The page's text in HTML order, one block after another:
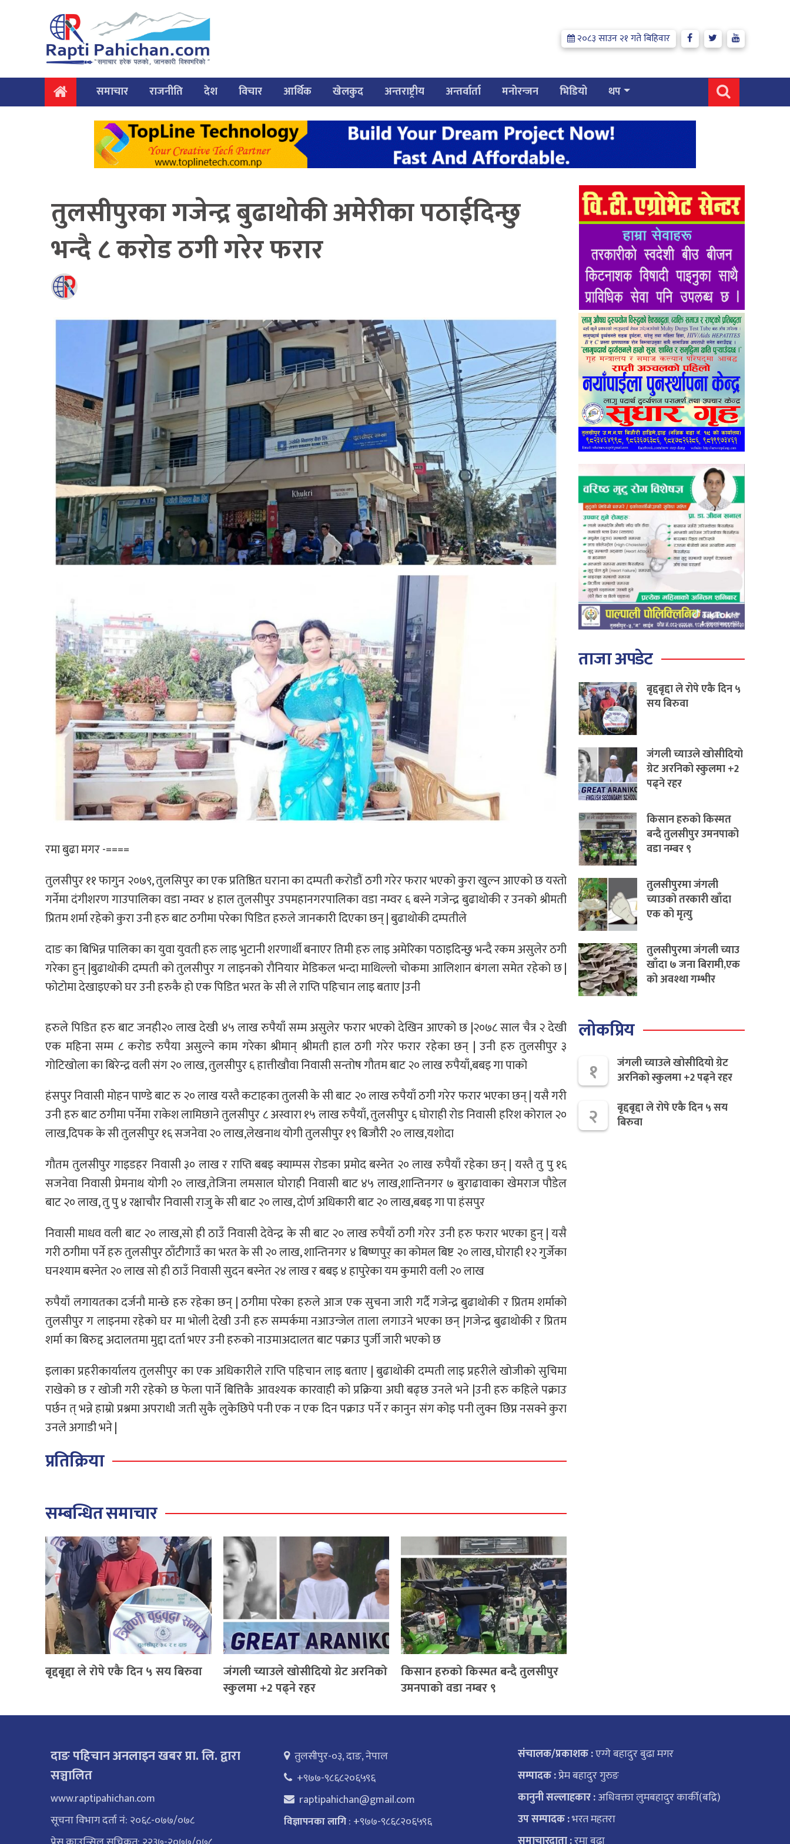
२०८३ साउन २१ गते बिहिवार
समाचार राजनीति देश विचार आर्थिक खेलकुद अन्तराष्ट्रीय अन्तर्वार्ता मनोरन्जन भिडियो थप
तुलसीपुरका गजेन्द्र बुढाथोकी अमेरीका पठाईदिन्छु
भन्दै ८ करोड ठगी गरेर फरार
रमा बुढा मगर -====
तुलसीपुर ११ फागुन २०७९, तुलसिपुर का एक प्रतिष्ठित घराना का दम्पती करोडौं ठगी गरेर फरार भएको कुरा खुल्न आएको छ यस्तो
गर्नेमा दंगीशरण गाउपालिका वडा नम्वर ४ हाल तुलसीपुर उपमहानगरपालिका वडा नम्वर ६ बस्ने गजेन्द्र बुढाथोकी र उनको श्रीमती
प्रितम शर्मा रहेको कुरा उनी हरु बाट ठगीमा परेका पिडित हरुले जानकारी दिएका छन् | बुढाथोकी दम्पतीले
दाङ का बिभिन्न पालिका का युवा युवती हरु लाइ भुटानी शरणार्थी बनाएर तिमी हरु लाइ अमेरिका पठाइदिन्छु भन्दै रकम असुलेर ठगी
गरेका हुन् |बुढाथोकी दम्पती को तुलसीपुर ग लाइनको रौनियार मेडिकल भन्दा माथिल्लो चोकमा आलिशान बंगला समेत रहेको छ |
फोटोमा देखाइएको घर उनी हरुकै हो एक पिडित भरत के सी ले राप्ति पहिचान लाइ बताए |उनी
हरुले पिडित हरु बाट जनही२० लाख देखी ४५ लाख रुपैयाँ सम्म असुलेर फरार भएको देखिन आएको छ |२०७८ साल चैत्र २ देखी
एक महिना सम्म ८ करोड रुपैया असुल्ने काम गरेका श्रीमान् श्रीमती हाल ठगी गरेर फरार रहेका छन् | उनी हरु तुलसीपुर ३
गोटिखोला का बिरेन्द्र वली संग २० लाख, तुलसीपुर ६ हात्तीखौवा निवासी सन्तोष गौतम बाट २० लाख रुपैयाँ,बबइ गा पाको
हंसपुर निवासी मोहन पाण्डे बाट रु २० लाख यस्तै कटाहका तुलसी के सी बाट २० लाख रुपैयाँ ठगी गरेर फरार भएका छन् | यसै गरी
उनी हरु बाट ठगीमा पर्नेमा राकेश लामिछाने तुलसीपुर ८ अस्वारा १५ लाख रुपैयाँ, तुलसीपुर ६ घोराही रोड निवासी हरिश कोराल २०
लाख,दिपक के सी तुलसीपुर १६ सजनेवा २० लाख,लेखनाथ योगी तुलसीपुर १९ बिजौरी २० लाख,यशोदा
गौतम तुलसीपुर गाइडहर निवासी ३० लाख र राप्ति बबइ क्याम्पस रोडका प्रमोद बस्नेत २० लाख रुपैयाँ रहेका छन् | यस्तै तु पु १६
सजनेवा निवासी प्रेमनाथ योगी २० लाख,तेजिना लमसाल घोराही निवासी बाट ४५ लाख,शान्तिनगर ७ बुराढावाका खेमराज पौडेल
बाट २० लाख, तु पु ४ रक्षाचौर निवासी राजु के सी बाट २० लाख, दोर्ण अधिकारी बाट २० लाख,बबइ गा पा हंसपुर
निवासी माधव वली बाट २० लाख,सो ही ठाउँ निवासी देवेन्द्र के सी बाट २० लाख रुपैयाँ ठगी गरेर उनी हरु फरार भएका हुन् | यसै
गरी ठगीमा पर्ने हरु तुलसीपुर ठाँटीगाउँ का भरत के सी २० लाख, शान्तिनगर ४ बिष्णपुर् का कोमल बिष्ट २० लाख, घोराही १२ गुर्जेका
घनश्याम बस्नेत २० लाख सो ही ठाउँ निवासी सुदन बस्नेत २४ लाख र बबइ ४ हापुरेका यम कुमारी वली २० लाख
रुपैयाँ लगायतका दर्जनौ मान्छे हरु रहेका छन् | ठगीमा परेका हरुले आज एक सुचना जारी गर्दै गजेन्द्र बुढाथोकी र प्रितम शर्माको
तुलसीपुर ग लाइनमा रहेको घर मा भोली देखी उनी हरु सम्पर्कमा नआउन्जेल ताला लगाउने भएका छन् |गजेन्द्र बुढाथोकी र प्रितम
शर्मा का बिरुद्द अदालतमा मुद्दा दर्ता भएर उनी हरुको नाउमाअदालत बाट पक्राउ पुर्जी जारी भएको छ
इलाका प्रहरीकार्यालय तुलसीपुर का एक अधिकारीले राप्ति पहिचान लाइ बताए | बुढाथोकी दम्पती लाइ प्रहरीले खोजीको सुचिमा
राखेको छ र खोजी गरी रहेको छ फेला पार्ने बित्तिकै आवश्यक कारवाही को प्रक्रिया अघी बढ्छ उनले भने |उनी हरु कहिले पक्राउ
पर्छन त् भन्ने हाम्रो प्रश्नमा अपराधी जती सुकै लुकेछिपे पनी एक न एक दिन पक्राउ पर्ने र कानुन संग कोइ पनी लुक्न छिप्न नसक्ने कुरा
उनले अगाडी भने |
प्रतिक्रिया
सम्बन्धित समाचार
बृद्दबृद्दा ले रोपे एकै दिन ५ सय बिरुवा
जंगली च्याउले खोसीदियो ग्रेट अरनिको
स्कुलमा +2 पढ्ने रहर
किसान हरुको किस्मत बन्दै तुलसीपुर
उमनपाको वडा नम्बर ९
ताजा अपडेट
बृद्दबृद्दा ले रोपे एकै दिन ५
सय बिरुवा
जंगली च्याउले खोसीदियो
ग्रेट अरनिको स्कुलमा +2
पढ्ने रहर
किसान हरुको किस्मत
बन्दै तुलसीपुर उमनपाको
वडा नम्बर ९
तुलसीपुरमा जंगली
च्याउको तरकारी खाँदा
एक को मृत्यु
तुलसीपुरमा जंगली च्याउ
खाँदा ७ जना बिरामी,एक
को अवश्था गम्भीर
लोकप्रिय
१
जंगली च्याउले खोसीदियो ग्रेट
अरनिको स्कुलमा +2 पढ्ने रहर
२
बृद्दबृद्दा ले रोपे एकै दिन ५ सय
बिरुवा
दाङ पहिचान अनलाइन खबर प्रा. लि. द्वारा
सञ्चालित
www.raptipahichan.com
सूचना विभाग दर्ता नं: २०६८-०७७/०७८
तुलसीपुर-०३, दाङ, नेपाल
+९७७-९८६८२०६५९६
raptipahichan@gmail.com
विज्ञापनका लागि: +९७७-९८६८२०६५९६
संचालक/प्रकाशक :एग्गे बहादुर बुढा मगर
सम्पादक :प्रेम बहादुर गुरुङ
कानुनी सल्लाहकार :अधिवक्ता लुमबहादुर कार्की(बद्रि)
उप सम्पादक :भरत महतरा